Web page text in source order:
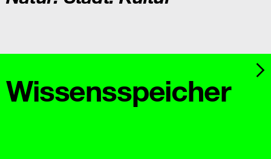
Wissens­speicher